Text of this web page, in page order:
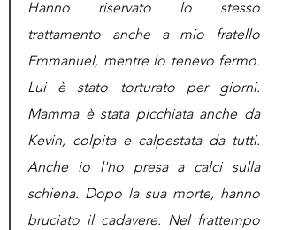
Hanno riservato lo stesso
trattamento anche a mio fratello
Emmanuel, mentre lo tenevo fermo.
Lui è stato torturato per giorni.
Mamma è stata picchiata anche da
Kevin, colpita e calpestata da tutti.
Anche io l'ho presa a calci sulla
schiena. Dopo la sua morte, hanno
bruciato il cadavere. Nel frattempo